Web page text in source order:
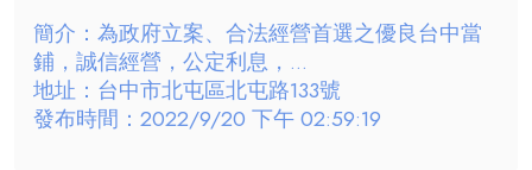
簡介：為政府立案、合法經營首選之優良台中當
鋪，誠信經營，公定利息，...
地址：台中市北屯區北屯路133號
發布時間：2022/9/20 下午 02:59:19